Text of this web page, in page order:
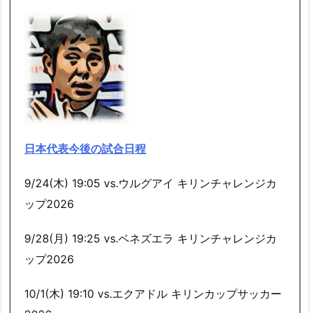
日本代表今後の試合日程
9/24(木) 19:05 vs.ウルグアイ キリンチャレンジカ
ップ2026
9/28(月) 19:25 vs.ベネズエラ キリンチャレンジカ
ップ2026
10/1(木) 19:10 vs.エクアドル キリンカップサッカー